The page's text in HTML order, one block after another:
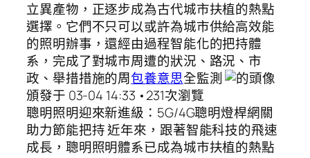
立異產物，正逐步成為古代城市扶植的熱點
選擇。它們不只可以或許為城市供給高效能
的照明辦事，還經由過程智能化的把持體
系，完成了對城市周遭的狀況、路況、市
政、舉措措施的周包養意思全監測
頒發于 03-04 14:33 •231次瀏覽
聰明照明迎來新進級：5G/4G聰明燈桿網關
助力節能把持 近年來，跟著智能科技的飛速
成長，聰明照明體系已成為城市扶植的熱點